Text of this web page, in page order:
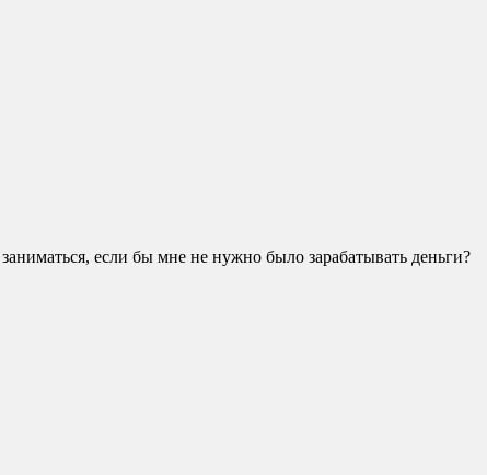
если бы мне не нужно было зарабатывать деньги?